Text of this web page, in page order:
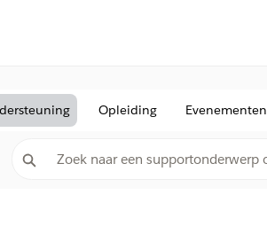
Opleiding Evenementen